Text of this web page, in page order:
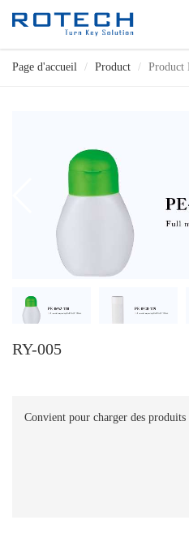
Page d'accueil Product Product
RY-005
Convient pour charger des produits